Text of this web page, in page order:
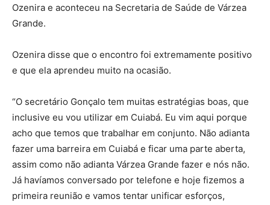
Ozenira e aconteceu na Secretaria de Saúde de Várzea
Grande.
Ozenira disse que o encontro foi extremamente positivo
e que ela aprendeu muito na ocasião.
“O secretário Gonçalo tem muitas estratégias boas, que
inclusive eu vou utilizar em Cuiabá. Eu vim aqui porque
acho que temos que trabalhar em conjunto. Não adianta
fazer uma barreira em Cuiabá e ficar uma parte aberta,
assim como não adianta Várzea Grande fazer e nós não.
Já havíamos conversado por telefone e hoje fizemos a
primeira reunião e vamos tentar unificar esforços,